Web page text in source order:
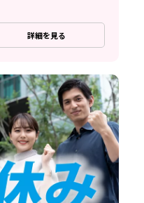
詳細を見る